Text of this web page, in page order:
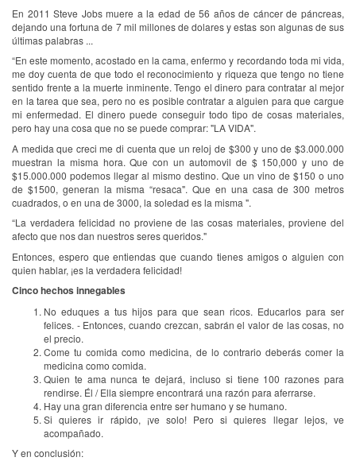
En 2011 Steve Jobs muere a la edad de 56 años de cáncer de páncreas,
dejando una fortuna de 7 mil millones de dolares y estas son algunas de sus
últimas palabras ...
“En este momento, acostado en la cama, enfermo y recordando toda mi vida,
me doy cuenta de que todo el reconocimiento y riqueza que tengo no tiene
sentido frente a la muerte inminente. Tengo el dinero para contratar al mejor
en la tarea que sea, pero no es posible contratar a alguien para que cargue
mi enfermedad. El dinero puede conseguir todo tipo de cosas materiales,
pero hay una cosa que no se puede comprar: "LA VIDA".
A medida que creci me di cuenta que un reloj de $300 y uno de $3.000.000
muestran la misma hora. Que con un automovil de $ 150,000 y uno de
$15.000.000 podemos llegar al mismo destino. Que un vino de $150 o uno
de $1500, generan la misma “resaca". Que en una casa de 300 metros
cuadrados, o en una de 3000, la soledad es la misma ".
“La verdadera felicidad no proviene de las cosas materiales, proviene del
afecto que nos dan nuestros seres queridos."
Entonces, espero que entiendas que cuando tienes amigos o alguien con
quien hablar, ¡es la verdadera felicidad!
Cinco hechos innegables
No eduques a tus hijos para que sean ricos. Educarlos para ser
felices. - Entonces, cuando crezcan, sabrán el valor de las cosas, no
el precio.
Come tu comida como medicina, de lo contrario deberás comer la
medicina como comida.
Quien te ama nunca te dejará, incluso si tiene 100 razones para
rendirse. Él / Ella siempre encontrará una razón para aferrarse.
Hay una gran diferencia entre ser humano y se humano.
Si quieres ir rápido, ¡ve solo! Pero si quieres llegar lejos, ve
acompañado.
Y en conclusión: